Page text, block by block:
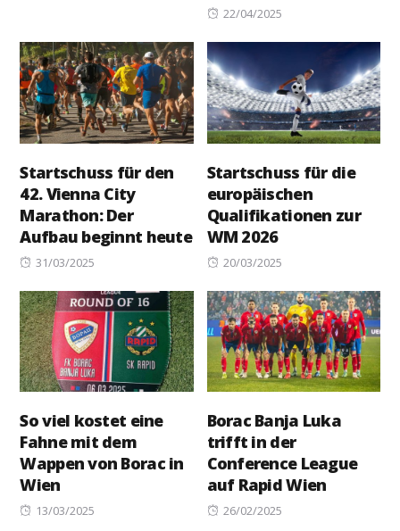
Posted
22/04/2025
Startschuss für den
42. Vienna City
Marathon: Der
Aufbau beginnt heute
Posted
31/03/2025
Startschuss für die
europäischen
Qualifikationen zur
WM 2026
Posted
20/03/2025
So viel kostet eine
Fahne mit dem
Wappen von Borac in
Wien
Posted
13/03/2025
Borac Banja Luka
trifft in der
Conference League
auf Rapid Wien
Posted
26/02/2025